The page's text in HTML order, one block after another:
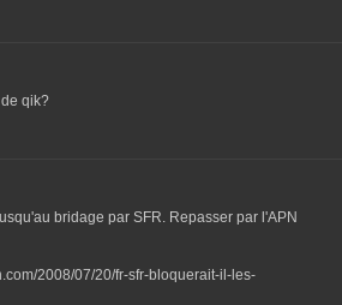
qik?
bridage par SFR. Repasser par l'APN
2008/07/20/fr-sfr-bloquerait-il-les-